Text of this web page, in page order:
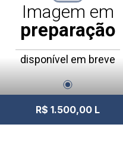
Imagem em
preparação
disponível em breve
R$ 1.500,00 L